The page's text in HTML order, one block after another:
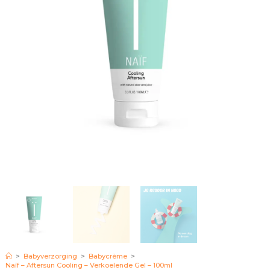
> Babyverzorging > Babycrème >
Naïf – Aftersun Cooling – Verkoelende Gel – 100ml